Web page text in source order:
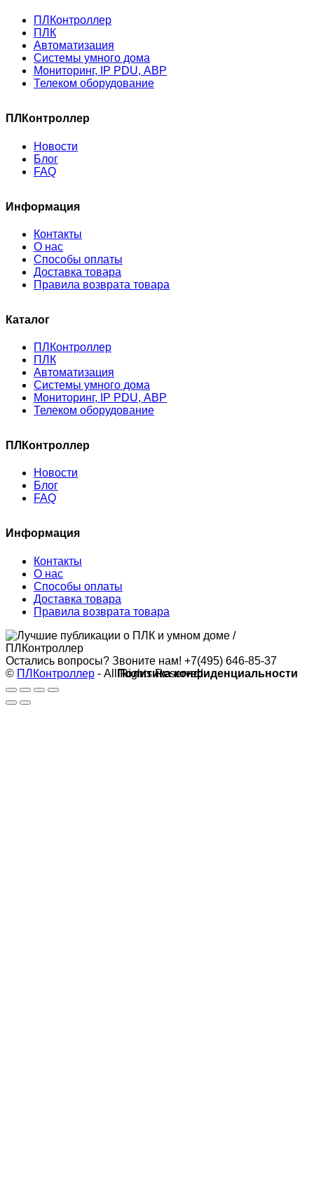
ПЛКонтроллер
ПЛК
Автоматизация
Системы умного дома
Мониторинг, IP PDU, АВР
Телеком оборудование
ПЛКонтроллер
Новости
Блог
FAQ
Информация
Контакты
О нас
Способы оплаты
Доставка товара
Правила возврата товара
Каталог
ПЛКонтроллер
ПЛК
Автоматизация
Системы умного дома
Мониторинг, IP PDU, АВР
Телеком оборудование
ПЛКонтроллер
Новости
Блог
FAQ
Информация
Контакты
О нас
Способы оплаты
Доставка товара
Правила возврата товара
Остались вопросы? Звоните нам! +7(495) 646-85-37
© ПЛКонтроллер - All Rights Reserved
Политика конфиденциальности